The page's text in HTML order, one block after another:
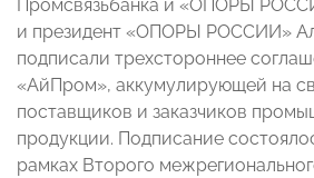
Промсвязьбанка и «ОПОРЫ
и президент «ОПОРЫ РОССИИ»
подписали трехстороннее
«АйПром», аккумулирующей на
поставщиков и заказчиков
продукции. Подписание
рамках Второго